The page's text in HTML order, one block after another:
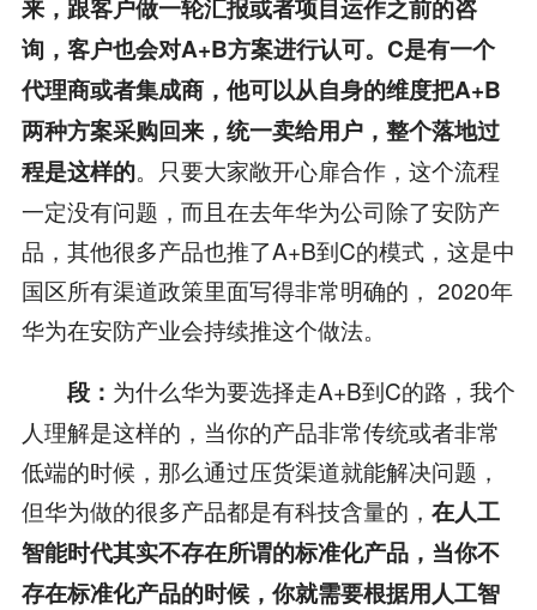
来，跟客户做一轮汇报或者项目运作之前的咨
询，客户也会对A+B方案进行认可。 C是有一个
代理商或者集成商，他可以从自身的维度把A+B
两种方案采购回来，统一卖给用户，整个落地过
程是这样的。只要大家敞开心扉合作，这个流程
一定没有问题，而且在去年华为公司除了安防产
品，其他很多产品也推了A+B到C的模式，这是中
国区所有渠道政策里面写得非常明确的， 2020年
华为在安防产业会持续推这个做法。
段： 为什么华为要选择走A+B到C的路，我个
人理解是这样的，当你的产品非常传统或者非常
低端的时候，那么通过压货渠道就能解决问题，
但华为做的很多产品都是有科技含量的， 在人工
智能时代其实不存在所谓的标准化产品，当你不
存在标准化产品的时候，你就需要根据用人工智